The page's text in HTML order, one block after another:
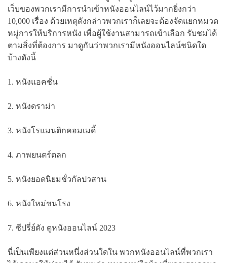
เว็บของพวกเรามีการนำเข้าหนังออนไลน์ไว้มากยิ่งกว่า
10,000 เรื่อง ด้วยเหตุดังกล่าวพวกเราก็เลยจะต้องจัดแยกหมวด
หมู่การให้บริการหนัง เพื่อผู้ใช้งานสามารถเข้าเลือก รับชมได้
ตามสิ่งที่ต้องการ มาดูกันว่าพวกเรามีหนังออนไลน์ชนิดใด
บ้างดังนี้
1. หนังแอคชั่น
2. หนังดราม่า
3. หนังโรแมนติกคอมเมดี้
4. ภาพยนตร์ตลก
5. หนังยอดนิยมชั่วกัลปวสาน
6. หนังใหม่ชนโรง
7. ซีปรี่ย์ดัง ดูหนังออนไลน์ 2023
นี่เป็นเพียงแต่ส่วนหนึ่งส่วนใดใน พวกหนังออนไลน์ที่พวกเรา